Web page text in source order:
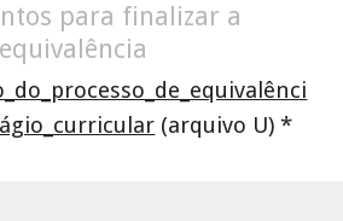
para finalizar a
equivalência
(arquivo U) *